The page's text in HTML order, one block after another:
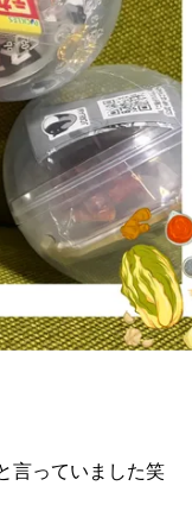
言っていました笑